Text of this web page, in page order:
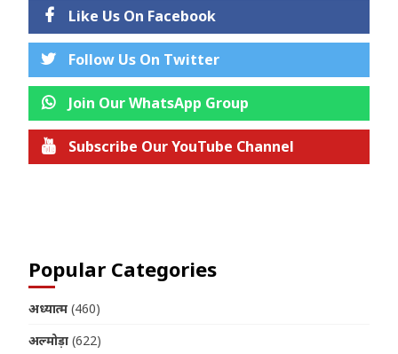
Like Us On Facebook
Follow Us On Twitter
Join Our WhatsApp Group
Subscribe Our YouTube Channel
Popular Categories
अध्यात्म (460)
अल्मोड़ा (622)